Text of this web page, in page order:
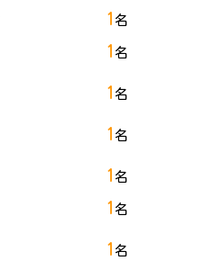
1 名
1 名
1 名
1 名
1 名
1 名
1 名